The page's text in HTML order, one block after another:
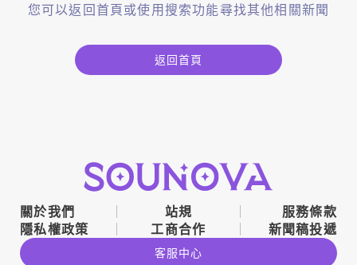
您可以返回首頁或使用搜索功能尋找其他相關新聞
返回首頁
關於我們 站規
服務條款
隱私權政策
工商合作 新聞稿投遞
客服中心